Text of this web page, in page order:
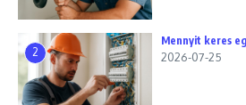
2
Mennyit keres
2026-07-25